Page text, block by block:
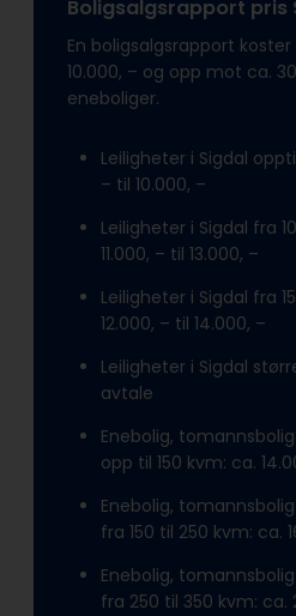
Boligsalgsrapport pris
En boligsalgsrapport
10.000, – og opp mot ca.
eneboliger.
Leiligheter i Sigdal
– til 10.000, –
Leiligheter i Sigdal fra
11.000, – til 13.000, –
Leiligheter i Sigdal fra
12.000, – til 14.000, –
Leiligheter i Sigdal
avtale
Enebolig,
opp til 150 kvm: ca.
Enebolig,
fra 150 til 250 kvm: ca.
Enebolig,
fra 250 til 350 kvm: ca.